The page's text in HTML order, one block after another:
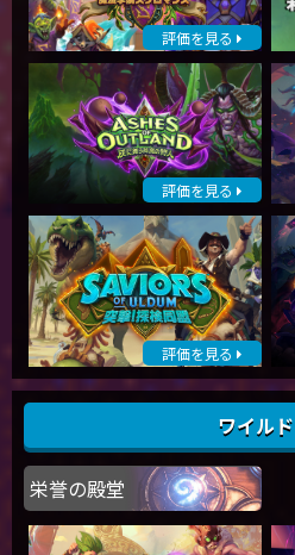
評価を見る
評価を見る
評価を見る
ワイルド
栄誉の殿堂